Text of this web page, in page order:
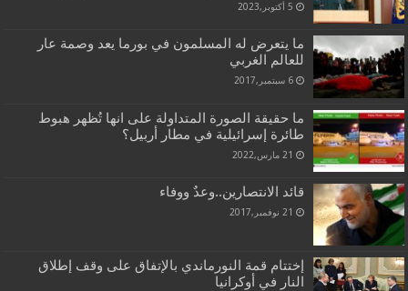
5 أكتوبر,2023
ما يتعرض له المسلمون في بورما يعد وصمة عار
للعالم الغربي
6 سبتمبر,2017
ما حقيقة الصورة المتداولة على انها تُظهر هبوط
طائرة إسرائيلية في مطار أربيل؟
21 مارس,2022
قائد الانتصارين..وعدٌ ووفاء
21 نوفمبر,2017
إختتام قمة النورماندي بالإتفاق على وقف إطلاق
النار في أوكرانيا